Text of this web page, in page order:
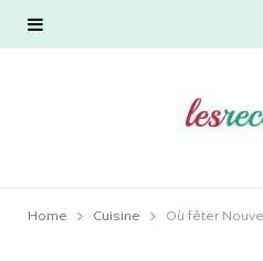
Home Cuisine Où fêter